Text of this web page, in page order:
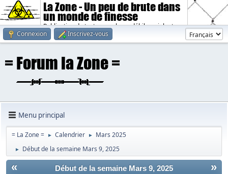
La Zone - Un peu de brute dans
un monde de finesse
Publication de textes sombres, débiles, violents.
Connexion
Inscrivez-vous
Menu principal
= La Zone = ► Calendrier ► Mars 2025
► Début de la semaine Mars 9, 2025
« »
Début de la semaine Mars 9, 2025